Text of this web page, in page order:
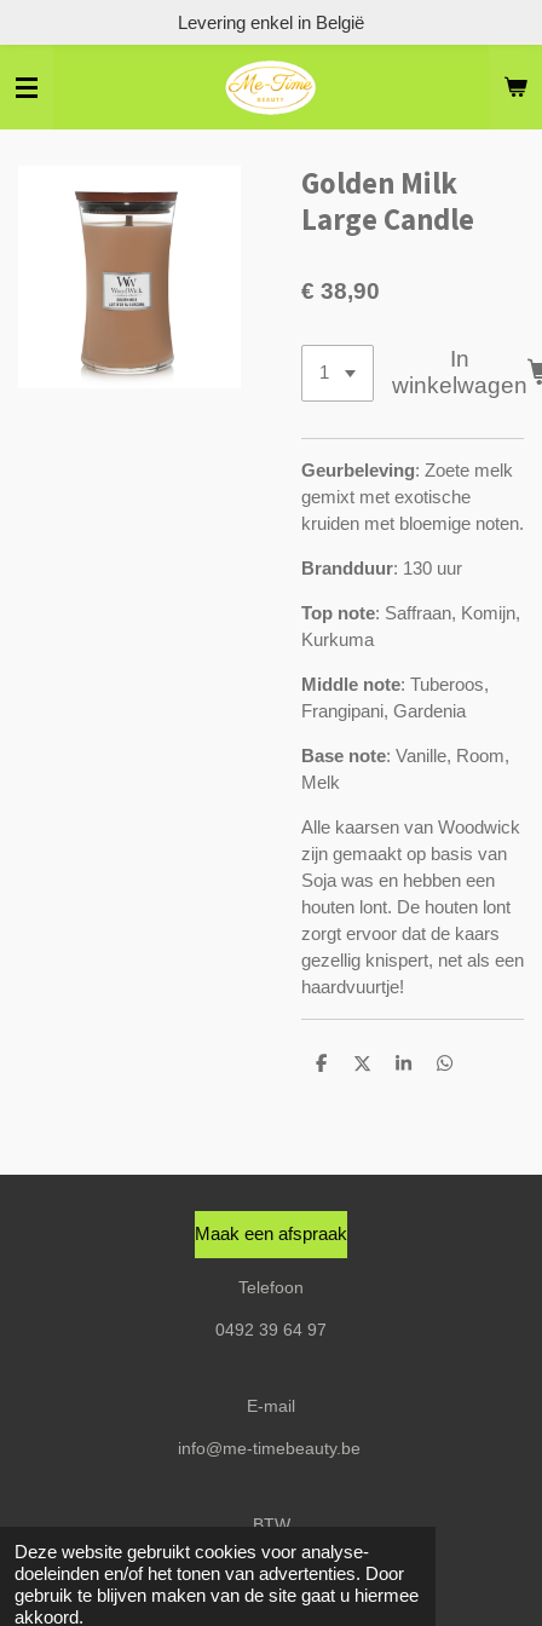
Deze website gebruikt cookies voor analyse-
doeleinden en/of het tonen van advertenties. Door
gebruik te blijven maken van de site gaat u hiermee
akkoord.
direct
naar
de
hoofdinhoud
Levering enkel in België
Golden Milk
Large Candle
€ 38,90
In
winkelwagen
Geurbeleving: Zoete melk
gemixt met exotische
kruiden met bloemige noten.
Brandduur: 130 uur
Top note: Saffraan, Komijn,
Kurkuma
Middle note: Tuberoos,
Frangipani, Gardenia
Base note: Vanille, Room,
Melk
Alle kaarsen van Woodwick
zijn gemaakt op basis van
Soja was en hebben een
houten lont. De houten lont
zorgt ervoor dat de kaars
gezellig knispert, net als een
haardvuurtje!
D
D
S
D
Maak een afspraak
Telefoon
0492 39 64 97
E-mail
info@me-timebeauty.be
BTW
BE0656580627
© 2020 - 2026 Me-Time